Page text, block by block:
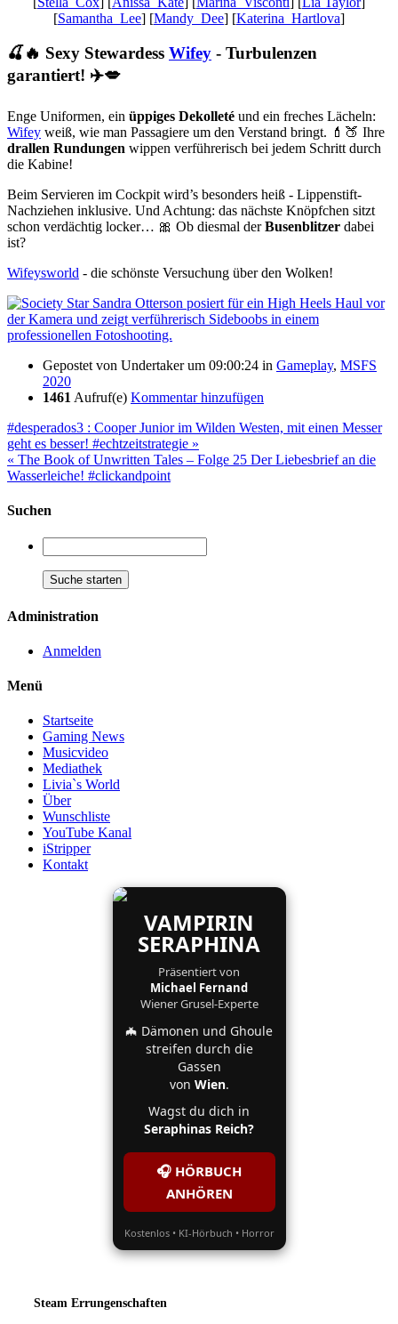
[Samantha_Lee] [Mandy_Dee] [Katerina_Hartlova]
🍒🔥 Sexy Stewardess Wifey - Turbulenzen
garantiert! ✈️💋
Enge Uniformen, ein üppiges Dekolleté und ein freches Lächeln:
Wifey weiß, wie man Passagiere um den Verstand bringt. 💄🍑 Ihre
drallen Rundungen wippen verführerisch bei jedem Schritt durch
die Kabine!
Beim Servieren im Cockpit wird’s besonders heiß - Lippenstift-
Nachziehen inklusive. Und Achtung: das nächste Knöpfchen sitzt
schon verdächtig locker… 🎀 Ob diesmal derBusenblitzer dabei
ist?
Wifeysworld - die schönste Versuchung über den Wolken!
Gepostet von Undertakerum 09:00:24 in Gameplay, MSFS
2020
1461 Aufruf(e) Kommentar hinzufügen
#desperados3 : Cooper Junior im Wilden Westen, mit einen Messer
geht es besser! #echtzeitstrategie »
« The Book of Unwritten Tales – Folge 25 Der Liebesbrief an die
Wasserleiche! #clickandpoint
Suchen
Administration
Anmelden
Menü
Startseite
Gaming News
Musicvideo
Mediathek
Livia`s World
Über
Wunschliste
YouTube Kanal
iStripper
Kontakt
VAMPIRIN
SERAPHINA
Präsentiert von
Michael Fernand
Wiener Grusel-Experte
🦇 Dämonen und Ghoule
streifen durch die
Gassen
von Wien.
Wagst du dich in
Seraphinas Reich?
🎧 HÖRBUCH
ANHÖREN
Kostenlos • KI-Hörbuch • Horror
Steam Errungenschaften